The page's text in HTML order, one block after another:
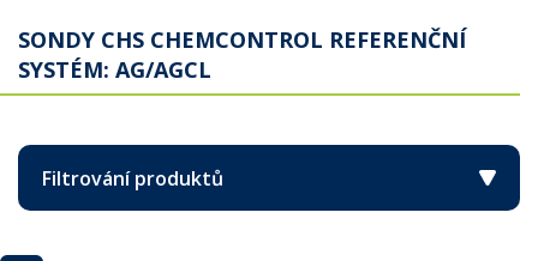
SONDY CHS CHEMCONTROL REFERENČNÍ
SYSTÉM: AG/AGCL
Filtrování produktů